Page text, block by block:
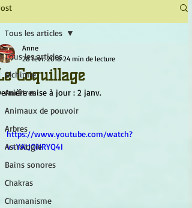
Tous les articles
Alchimie
Ancêtres
Animaux de pouvoir
Arbres
Astrologie
Bains sonores
Chakras
Chamanisme
Tous les articles
Coquillage
Anne
28 févr. 2018 24 min de lecture
mise à jour : 2 janv.
https://www.youtube.com/watch?
v=YAtJQNRYQ4I